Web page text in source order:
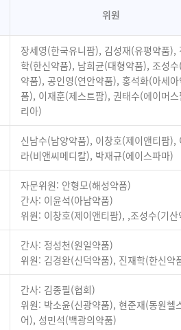
위원
장세영(한국유니팜), 김성재(유평약품),
학(한신약품), 남희균(대형약품), 조성
약품), 공인영(연안약품), 홍석화(아세
품), 이재훈(제스트팜), 권태수(에이머스
리아)
신남수(남양약품), 이창호(제이앤티팜),
라(비앤씨메디칼), 박재규(에이스파마)
자문위원: 안형모(해성약품)
간사: 이윤석(아남약품)
위원: 이창호(제이앤티팜), ,조성수(기산
간사: 정성천(원일약품)
위원: 김경완(신덕약품), 진재학(한신약
간사: 김종필(협회)
위원: 박소윤(신광약품), 현준재(동원헬
어), 성민석(백광의약품)